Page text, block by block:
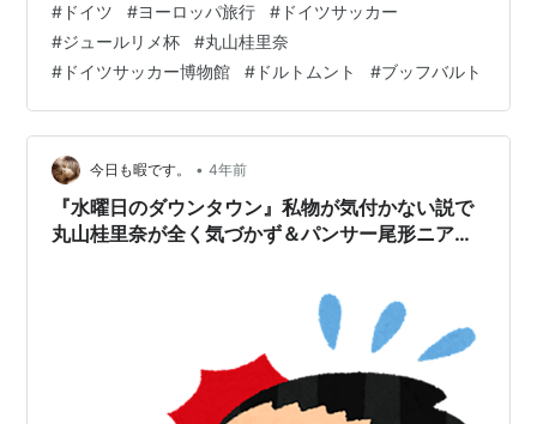
# ドイツ #ヨーロッパ旅行 # ドイツサッカー
#ジュールリメ杯 #丸山桂里奈
# ドイツサッカー博物館 # ドルトムント #ブッフバルト
今日も暇です。 • 4年前
『水曜日のダウンタウン』私物が気付かない説で
丸山桂里奈が全く気づかず＆パンサー尾形ニアミ